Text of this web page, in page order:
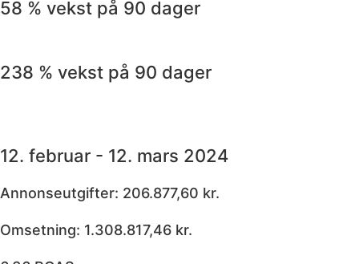
58 % vekst på 90 dager
238 % vekst på 90 dager
12. februar - 12. mars 2024
Annonseutgifter: 206.877,60 kr.
Omsetning: 1.308.817,46 kr.